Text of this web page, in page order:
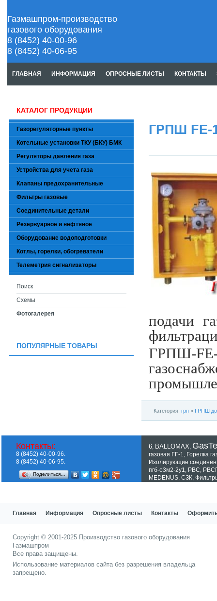
Газмашпром-производство
газового оборудования
8 (8452) 40-00-96
8 (8452) 40-06-95
ГЛАВНАЯ ИНФОРМАЦИЯ ОПРОСНЫЕ ЛИСТЫ КОНТАКТЫ
ГРПШ FE-
подачи
ГРПШ-
Категория: грп » ГРПШ
КАТАЛОГ ПРОДУКЦИИ
Газорегуляторные пункты
Котельные установки ТКУ (БКУ) БМК
Регуляторы давления газа
Устройства для учета газа
Клапаны предохранительные
Фильтры газовые
Соединительные детали
Резервуарное и нефтяное
Оборудование водоподготовки
Котлы, горелки, обогреватели
Телеметрия сигнализаторы
Поиск
Схемы
Фотогалерея
ПОПУЛЯРНЫЕ ТОВАРЫ
6, BALLOMAX,
газовая ГГ-1, Горелка
Изолирующие
пгб-о3м2-2у1, РВС,
MEDENUS, СЗК,
Контакты:
8 (8452) 40-00-96.
8 (8452) 40-06-95.
Поделиться…
Главная Информация Опросные листы Контакты Оформить
Copyright © 2001-2025 Производство газового оборудования
Газмашпром
Все права защищены.
Использование материалов сайта без разрешения владельца
запрещено.